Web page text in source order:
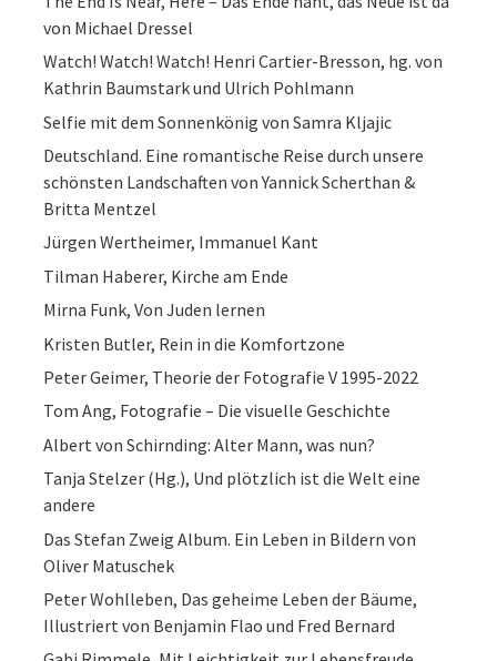
von Michael Dressel
Watch! Watch! Watch! Henri Cartier-Bresson, hg. von
Kathrin Baumstark und Ulrich Pohlmann
Selfie mit dem Sonnenkönig von Samra Kljajic
Deutschland. Eine romantische Reise durch unsere
schönsten Landschaften von Yannick Scherthan &
Britta Mentzel
Jürgen Wertheimer, Immanuel Kant
Tilman Haberer, Kirche am Ende
Mirna Funk, Von Juden lernen
Kristen Butler, Rein in die Komfortzone
Peter Geimer, Theorie der Fotografie V 1995-2022
Tom Ang, Fotografie – Die visuelle Geschichte
Albert von Schirnding: Alter Mann, was nun?
Tanja Stelzer (Hg.), Und plötzlich ist die Welt eine
andere
Das Stefan Zweig Album. Ein Leben in Bildern von
Oliver Matuschek
Peter Wohlleben, Das geheime Leben der Bäume,
Illustriert von Benjamin Flao und Fred Bernard